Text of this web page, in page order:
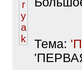
Тема: